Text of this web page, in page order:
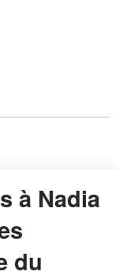
à Nadia
du